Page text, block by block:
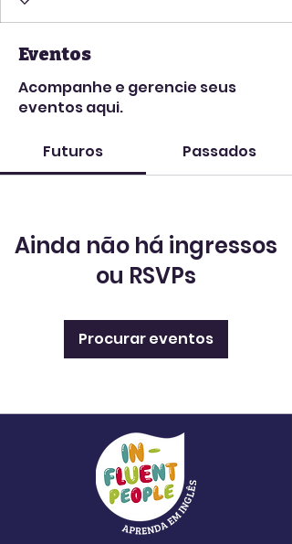
Eventos
Acompanhe e gerencie seus
eventos aqui.
Futuros Passados
Ainda não há ingressos
ou RSVPs
Procurar eventos